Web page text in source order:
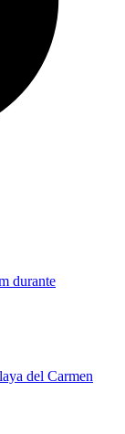
durante
del Carmen